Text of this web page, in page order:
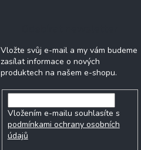
Vložte svůj e-mail a my vám budeme
zasílat informace o nových
produktech na našem e-shopu.
Vložením e-mailu souhlasíte s
podmínkami ochrany osobních
údajů